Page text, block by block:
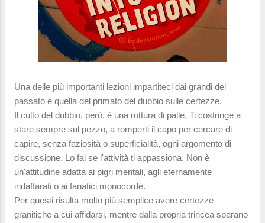
Una delle più importanti lezioni impartiteci dai grandi del
passato è quella del primato del dubbio sulle certezze.
Il culto del dubbio, però, è una rottura di palle. Ti costringe a
stare sempre sul pezzo, a romperti il capo per cercare di
capire, senza faziosità o superficialità, ogni argomento di
discussione. Lo fai se l'attività ti appassiona. Non è
un'attitudine adatta ai pigri mentali, agli eternamente
indaffarati o ai fanatici monocorde.
Per questi risulta molto più semplice avere certezze
granitiche a cui affidarsi, mentre dalla propria trincea sparano